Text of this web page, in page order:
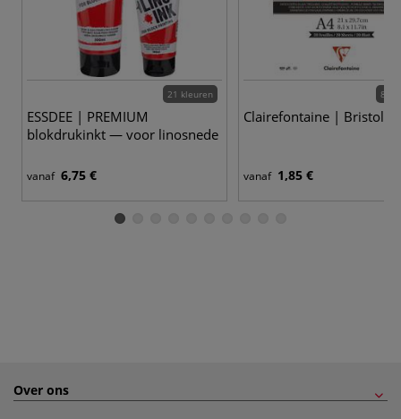
21 kleuren
ESSDEE | PREMIUM
blokdrukinkt — voor linosnede
vanaf 6,75 €
8
Clairefontaine | Bristol
vanaf 1,85 €
Over ons